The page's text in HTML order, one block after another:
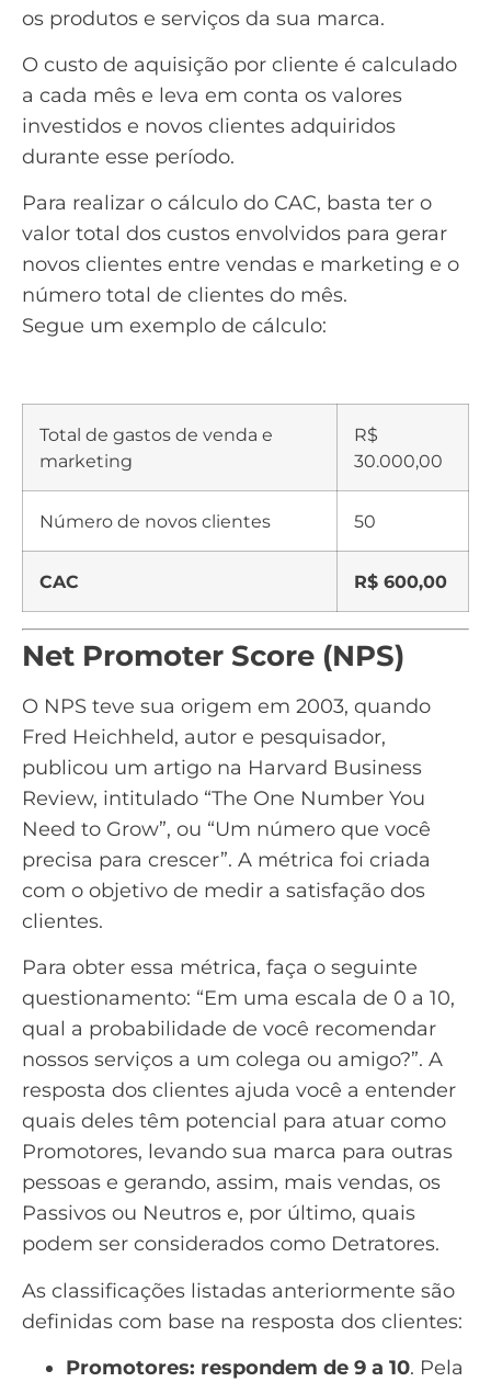
os produtos e serviços da sua marca.
O custo de aquisição por cliente é calculado
a cada mês e leva em conta os valores
investidos e novos clientes adquiridos
durante esse período.
Para realizar o cálculo do CAC, basta ter o
valor total dos custos envolvidos para gerar
novos clientes entre vendas e marketing e o
número total de clientes do mês.
Segue um exemplo de cálculo:
Total de gastos de venda e
marketing
R$
30.000,00
Número de novos clientes 50
CAC R$ 600,00
Net Promoter Score (NPS)
O NPS teve sua origem em 2003, quando
Fred Heichheld, autor e pesquisador,
publicou um artigo na Harvard Business
Review, intitulado “The One Number You
Need to Grow”, ou “Um número que você
precisa para crescer”. A métrica foi criada
com o objetivo de medir a satisfação dos
clientes.
Para obter essa métrica, faça o seguinte
questionamento: “Em uma escala de 0 a 10,
qual a probabilidade de você recomendar
nossos serviços a um colega ou amigo?”. A
resposta dos clientes ajuda você a entender
quais deles têm potencial para atuar como
Promotores, levando sua marca para outras
pessoas e gerando, assim, mais vendas, os
Passivos ou Neutros e, por último, quais
podem ser considerados como Detratores.
As classificações listadas anteriormente são
definidas com base na resposta dos clientes:
Promotores: respondem de 9 a 10. Pela